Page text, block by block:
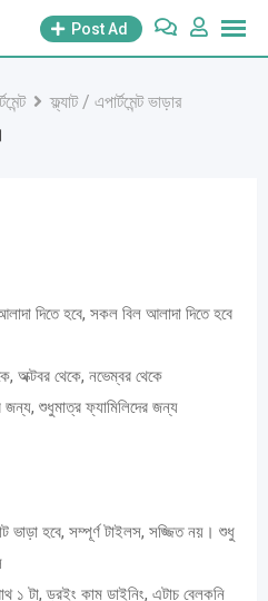
Post Ad
ফ্ল্যাট / এপার্টমেন্ট ভাড়ার
দিতে হবে, সকল বিল আলাদা দিতে হবে
অক্টবর থেকে, নভেম্বর থেকে
জন্য, শুধুমাত্র ফ্যামিলিদের জন্য
ভাড়া হবে, সম্পূর্ণ টাইলস, সজ্জিত নয়। শুধু
১ টা, ড্রইং কাম ডাইনিং, এটাচ বেলকনি